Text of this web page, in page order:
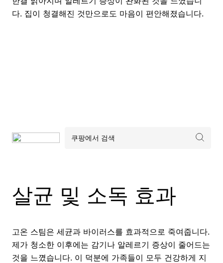
다. 집이 청결해진 것만으로도 마음이 편안해졌습니다.
살균 및 소독 효과
고온 스팀은 세균과 바이러스를 효과적으로 죽여줍니다.
제가 청소한 이후에는 감기나 알레르기 증상이 줄어드는
것을 느꼈습니다. 이 덕분에 가족들이 모두 건강하게 지